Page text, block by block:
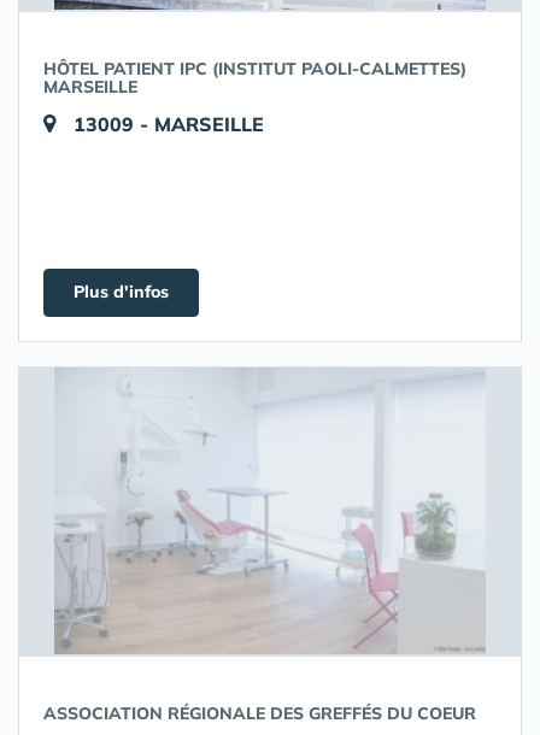
HÔTEL PATIENT IPC (INSTITUT PAOLI-CALMETTES)
MARSEILLE
13009 - MARSEILLE
Plus d'infos
ASSOCIATION RÉGIONALE DES GREFFÉS DU COEUR